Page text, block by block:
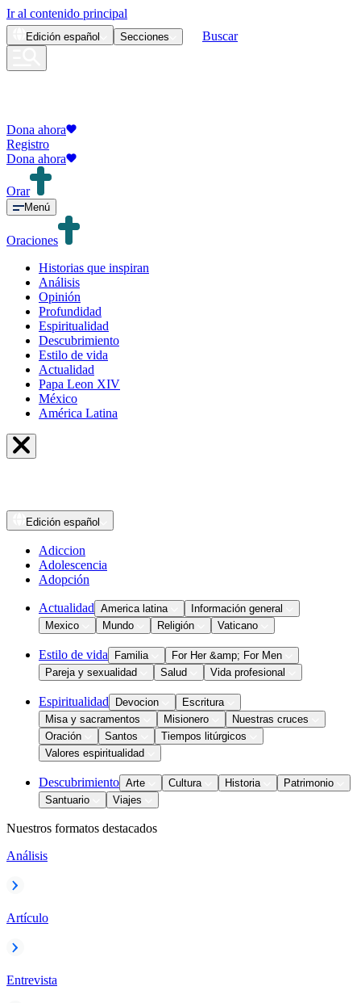
Ir al contenido principal
Edición español Secciones Buscar
Dona ahora
Registro
Dona ahora
Orar
Menú
Oraciones
Historias que inspiran
Análisis
Opinión
Profundidad
Espiritualidad
Descubrimiento
Estilo de vida
Actualidad
Papa Leon XIV
México
América Latina
Edición español
Adiccion
Adolescencia
Adopción
Actualidad America latina
Información general
Mexico
Mundo Religión Vaticano
Estilo de vida Familia
For Her &amp; For Men
Pareja y sexualidad
Salud Vida profesional
Espiritualidad Devocion
Escritura
Misa y sacramentos
Misionero
Nuestras cruces
Oración
Santos
Tiempos litúrgicos
Valores espiritualidad
Descubrimiento Arte Cultura Historia
Patrimonio
Santuario
Viajes
Nuestros formatos destacados
Análisis
Artículo
Entrevista